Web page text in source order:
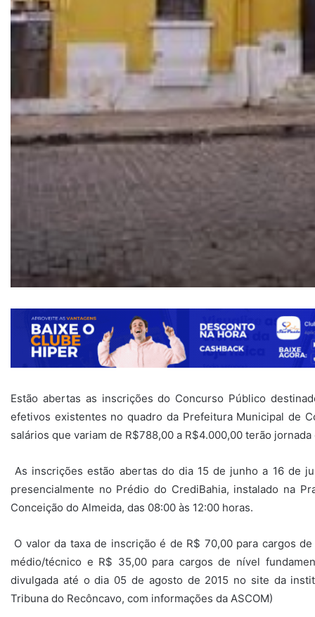
Estão abertas as inscrições do Concurso Público
efetivos existentes no quadro da Prefeitura Municipal de
salários que variam de R$788,00 a R$4.000,00 terão
As inscrições estão abertas do dia 15 de junho a 16 de
presencialmente no Prédio do CrediBahia, instalado na
Conceição do Almeida, das 08:00 às 12:00 horas.
O valor da taxa de inscrição é de R$ 70,00 para cargos
médio/técnico e R$ 35,00 para cargos de nível
divulgada até o dia 05 de agosto de 2015 no site da
Tribuna do Recôncavo, com informações da ASCOM)